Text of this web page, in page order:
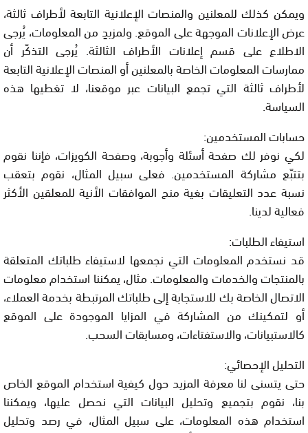
ويمكن كذلك للمعلنين والمنصات الإعلانية التابعة لأطراف ثالثة،
عرض الإعلانات الموجهة على الموقع. ولمزيدٍ من المعلومات، يُرجى
الاطلاع على قسم إعلانات الأطراف الثالثة. يُرجى التذكّر أن
ممارسات المعلومات الخاصة بالمعلنين أو المنصات الإعلانية التابعة
لأطراف ثالثة التي تجمع البيانات عبر موقعنا، لا تغطيها هذه
السياسة.
حسابات المستخدمين:
لكي نوفر لك صفحة أسئلة وأجوبة، وصفحة الكويزات، فإننا نقوم
بتتبّع مشاركة المستخدمين. فعلى سبيل المثال، نقوم بتعقب
نسبة عدد التعليقات بغية منح الموافقات الأنية للمعلقين الأكثر
فعالية لدينا.
استيفاء الطلبات:
قد نستخدم المعلومات التي نجمعها لاستيفاء طلباتك المتعلقة
بالمنتجات والخدمات والمعلومات. مثال، يمكننا استخدام معلومات
الاتصال الخاصة بك للاستجابة إلى طلباتك المرتبطة بخدمة العملاء،
أو لتمكينك من المشاركة في المزايا الموجودة على الموقع
كالاستبيانات، والاستفتاءات، ومسابقات السحب.
التحليل الإحصائي:
حتى يتسنى لنا معرفة المزيد حول كيفية استخدام الموقع الخاص
بنا، نقوم بتجميع وتحليل البيانات التي نحصل عليها، ويمكننا
استخدام هذه المعلومات، على سبيل المثال، في رصد وتحليل